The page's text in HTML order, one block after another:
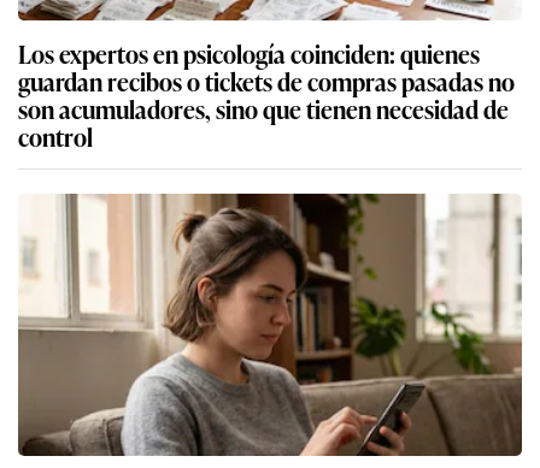
Los expertos en psicología coinciden: quienes
guardan recibos o tickets de compras pasadas no
son acumuladores, sino que tienen necesidad de
control